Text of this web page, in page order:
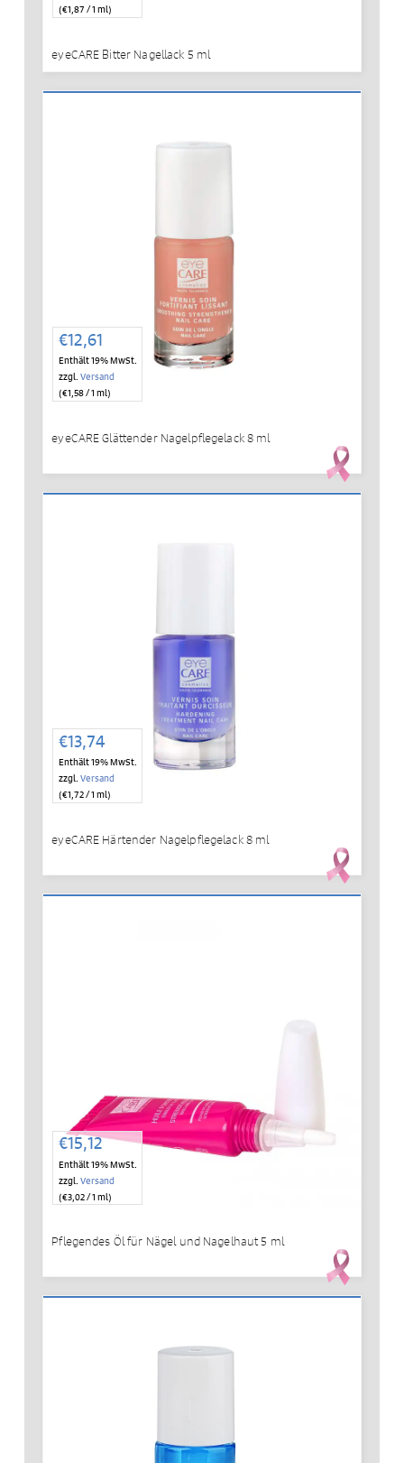
(€1,87 / 1 ml)
eyeCARE Bitter Nagellack 5 ml
€12,61
Enthält 19% MwSt.
zzgl. Versand
(€1,58/ 1 ml)
eyeCARE Glättender Nagelpflegelack 8 ml
€13,74
Enthält 19% MwSt.
zzgl. Versand
(€1,72/ 1 ml)
eyeCARE Härtender Nagelpflegelack 8 ml
€15,12
Enthält 19% MwSt.
zzgl. Versand
(€3,02/ 1 ml)
Pflegendes Öl für Nägel und Nagelhaut 5 ml